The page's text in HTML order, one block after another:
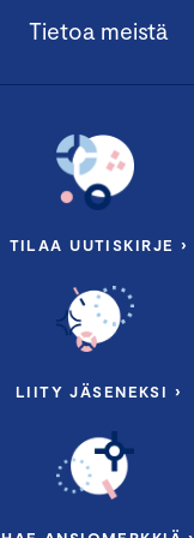
Tietoa meistä
TILAA UUTISKIRJE ›
LIITY JÄSENEKSI ›